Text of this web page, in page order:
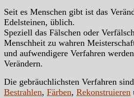
Seit es Menschen gibt ist das
Edelsteinen, üblich.
Speziell das Fälschen oder
Menschheit zu wahren
und aufwendigere Verfahren
Verändern.
Die gebräuchlichsten Verfahren
Bestrahlen, Färben, Rekonstruieren